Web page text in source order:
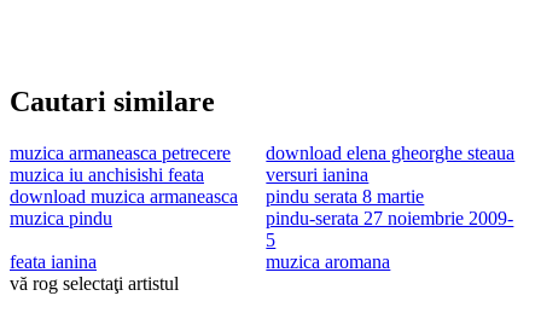
Cautari similare
muzica armaneasca petrecere
download elena gheorghe steaua
muzica iu anchisishi feata
versuri ianina
download muzica armaneasca
pindu serata 8 martie
muzica pindu
pindu-serata 27 noiembrie 2009-
5
feata ianina
muzica aromana
vă rog selectaţi artistul